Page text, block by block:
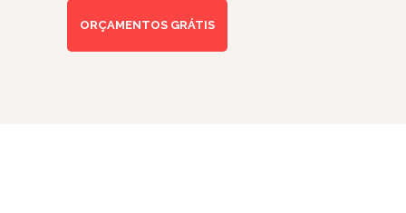
ORÇAMENTOS GRÁTIS